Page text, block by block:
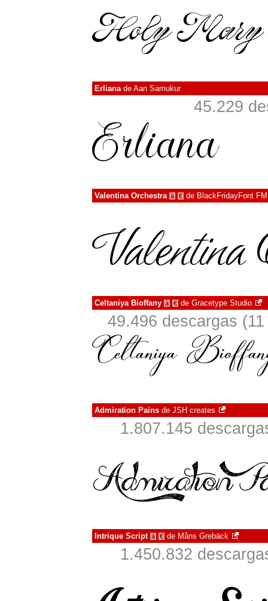
Erlianade Aan Samukur
45.229
Valentina Orchestra à € de BlackFridayFont
Celtaniya Bioffany à € de Gracetype Studio
49.496 descargas
Admiration Pains de JSH creates
1.807.145
Intrique Script à € de Måns Grebäck
1.450.832